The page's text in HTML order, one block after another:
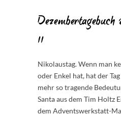
11
Nikolaustag. Wenn man
oder Enkel hat, hat der
mehr so tragende
Santa aus dem Tim Holtz
dem Adventswerkstatt-